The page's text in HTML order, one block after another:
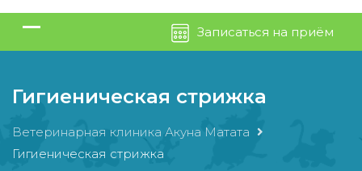
Записаться на приём
Гигиеническая стрижка
Ветеринарная клиника Акуна Матата
Гигиеническая стрижка